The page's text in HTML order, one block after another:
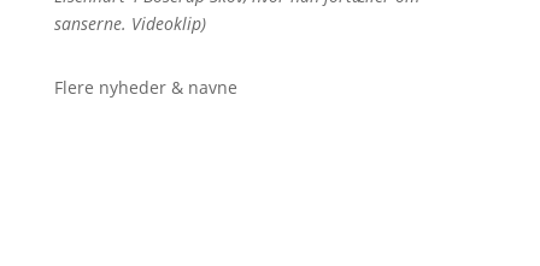
sanserne. Videoklip)
Flere nyheder & navne